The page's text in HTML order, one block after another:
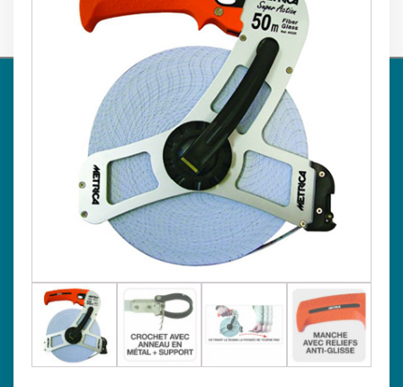
RUBANS ET MESURES TÉLESCOPIQUES
AZIMUT TOPO›BOUTIQUE› TÉLÉMÈTRE / MESURE
RUBANS ET MESURES TÉLESCOPIQUES›Ruban
METRICA 40029V